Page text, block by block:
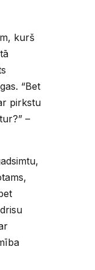
kurš
“Bet
pirkstu
–